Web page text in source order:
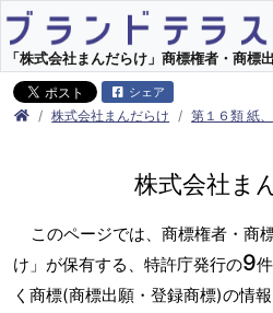
「株式会社まんだらけ」商標権者・商
シェア
株式会社まんだらけ 第１６類 紙
株式会社ま
このページでは、商標権者・商
け」が保有する、特許庁発行の9
く商標(商標出願・登録商標)の情